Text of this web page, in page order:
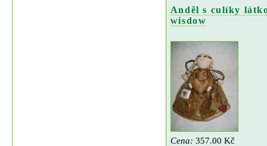
Anděl s culíky
wisdow
Cena: 357.00 Kč